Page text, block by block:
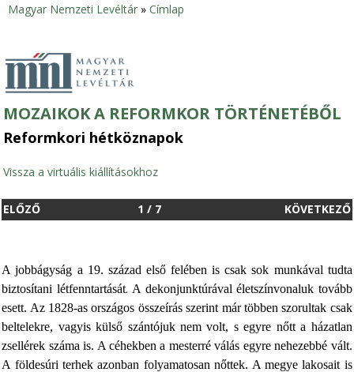
Jelenlegi
hely
Magyar Nemzeti Levéltár » Címlap
MOZAIKOK A REFORMKOR TÖRTÉNETÉBŐL
Reformkori hétköznapok
Vissza a virtuális kiállításokhoz
ELŐZŐ KÖVETKEZŐ
1 / 7
A jobbágyság a 19. század első felében is csak sok munkával tudta
biztosítani létfenntartását. A dekonjunktúrával életszínvonaluk tovább
esett. Az 1828-as országos összeírás szerint már többen szorultak csak
beltelekre, vagyis külső szántójuk nem volt, s egyre nőtt a házatlan
zsellérek száma is. A céhekben a mesterré válás egyre nehezebbé vált.
A földesúri terhek azonban folyamatosan nőttek. A megye lakosait is